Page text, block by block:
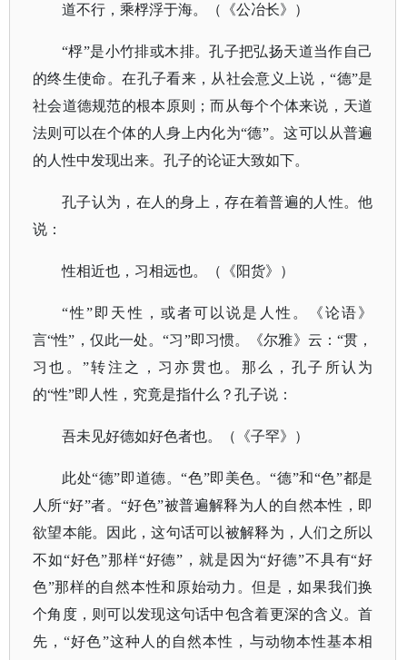
道不行，乘桴浮于海。（《公冶长》）
“桴”是小竹排或木排。孔子把弘扬天道当作自己
的终生使命。在孔子看来，从社会意义上说，“德”是
社会道德规范的根本原则；而从每个个体来说，天道
法则可以在个体的人身上内化为“德”。这可以从普遍
的人性中发现出来。孔子的论证大致如下。
孔子认为，在人的身上，存在着普遍的人性。他
说：
性相近也，习相远也。（《阳货》）
“性”即天性，或者可以说是人性。《论语》
言“性”，仅此一处。“习”即习惯。
《尔雅》 云： “贯，
习也。”转注之，习亦贯也。那么，孔子所认为
的“性”即人性，究竟是指什么？孔子说：
吾未见好德如好色者也。（《子罕》）
此处“德”即道德。“色”即美色。“德”和“色”都是
人所“好”者。“好色”被普遍解释为人的自然本性，即
欲望本能。因此，这句话可以被解释为，人们之所以
不如“好色”那样“好德”，就是因为“好德”不具有“好
色”那样的自然本性和原始动力。但是，如果我们换
个角度，则可以发现这句话中包含着更深的含义。首
先，“好色”这种人的自然本性，与动物本性基本相